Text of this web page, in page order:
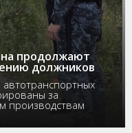
продолжают
должников
за
производствам